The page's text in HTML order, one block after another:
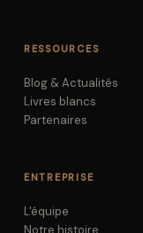
RESSOURCES
Blog & Actualités
Livres blancs
Partenaires
ENTREPRISE
L'équipe
Notre histoire